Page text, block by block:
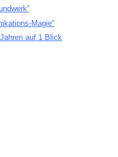
Magie“
auf 1 Blick